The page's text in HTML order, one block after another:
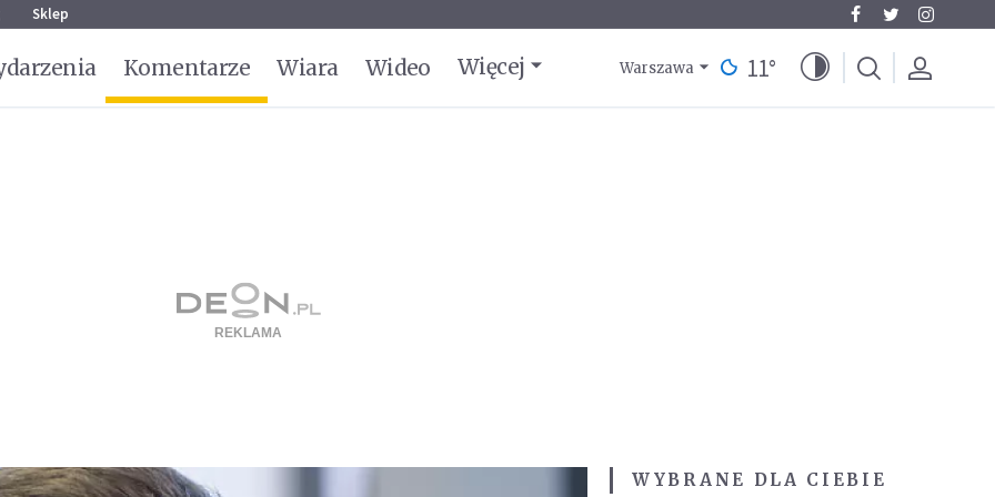
Sklep
Komentarze Wiara Wideo Więcej Warszawa 11°
WYBRANE DLA CIEBIE